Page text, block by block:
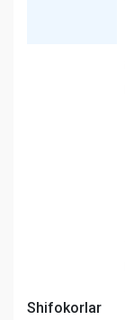
Shifokorlar